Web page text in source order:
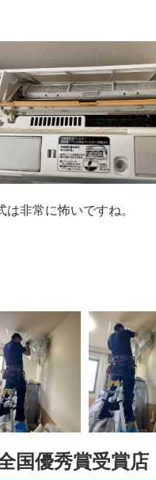
非常に怖いですね。
国優秀賞受賞店